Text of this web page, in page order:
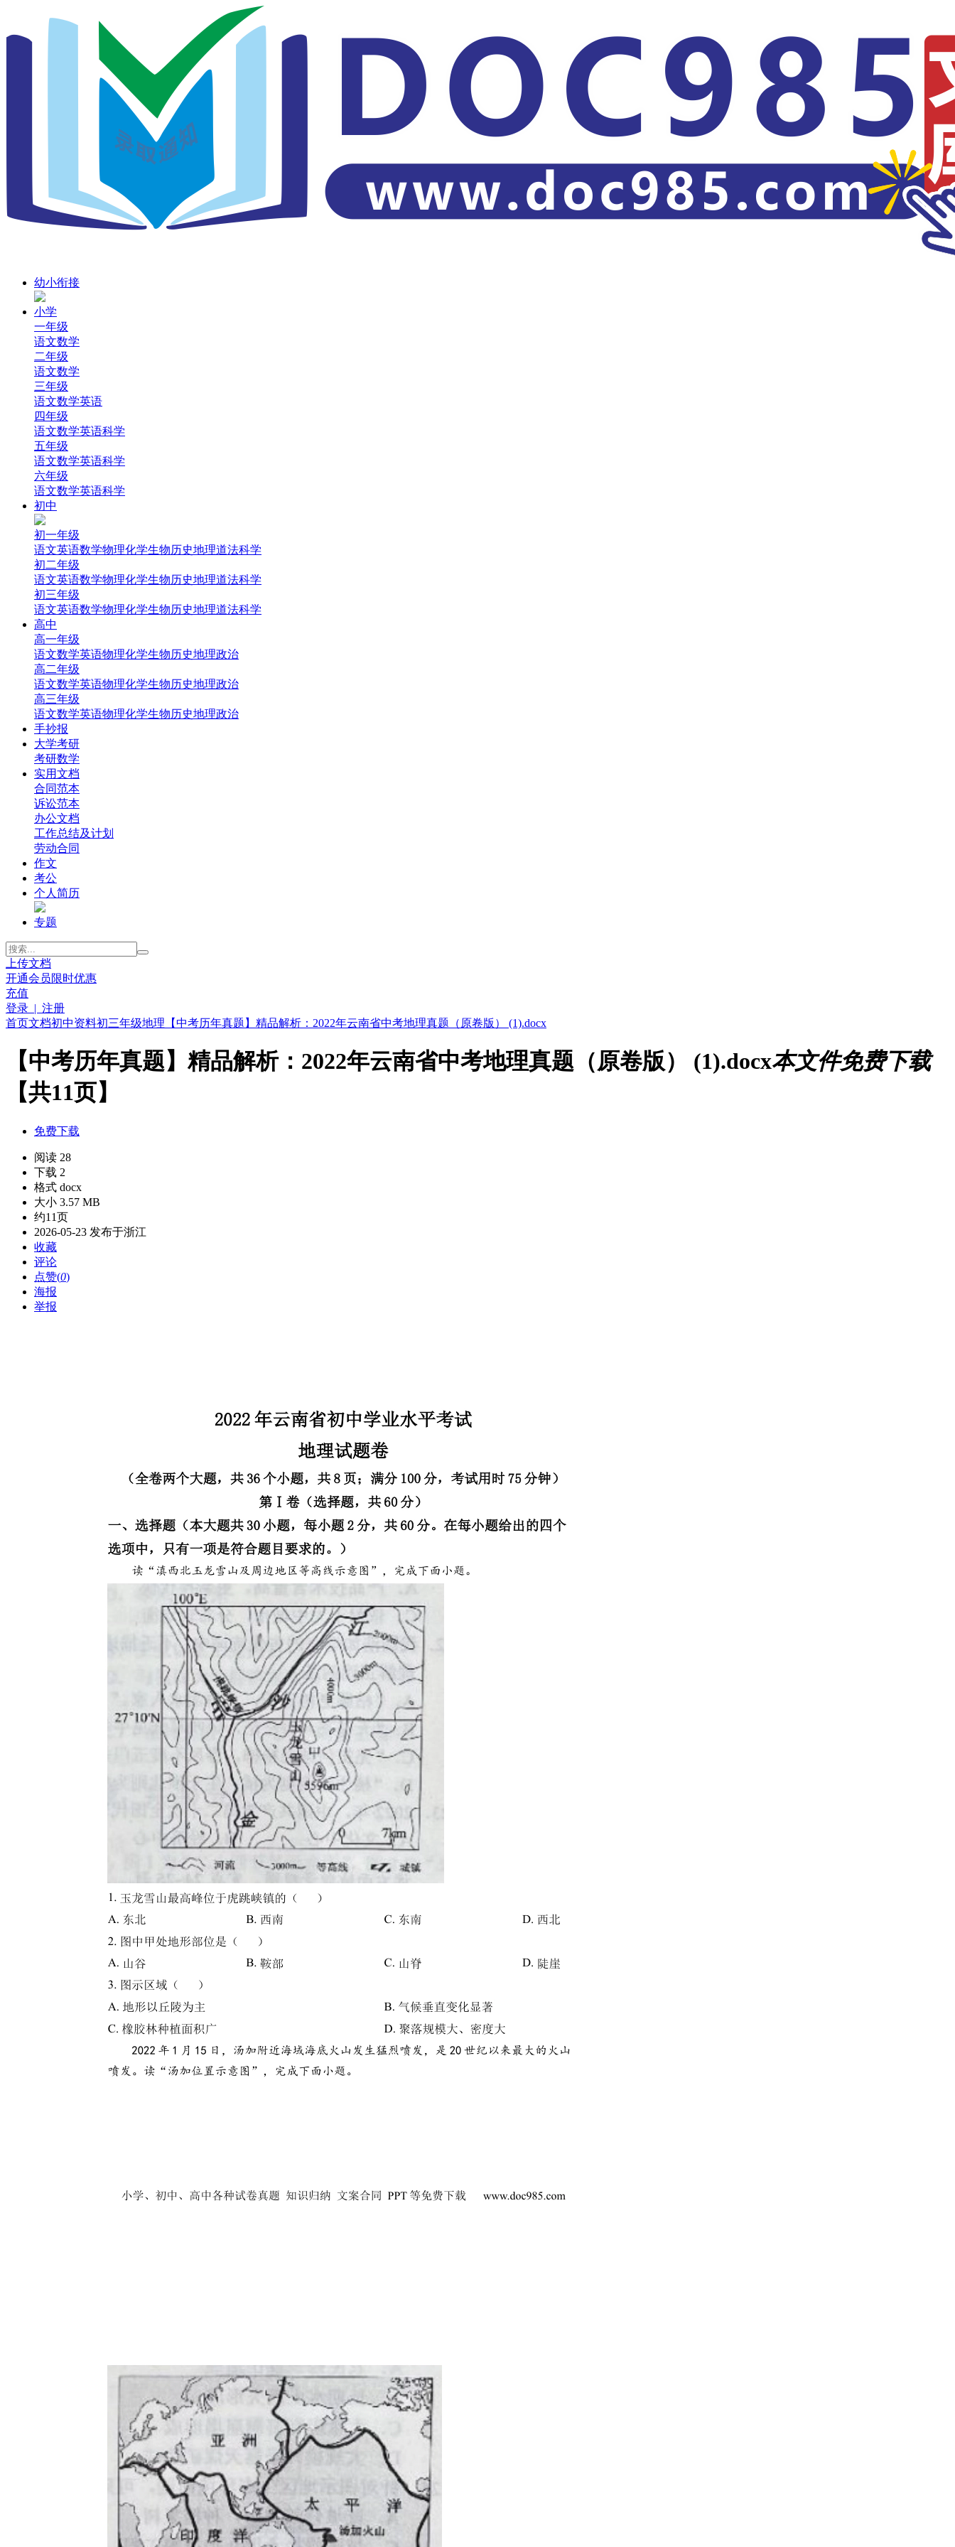
幼小衔接
小学
一年级
语文数学
二年级
语文数学
三年级
语文数学英语
四年级
语文数学英语科学
五年级
语文数学英语科学
六年级
语文数学英语科学
初中
初一年级
语文英语数学物理化学生物历史地理道法科学
初二年级
语文英语数学物理化学生物历史地理道法科学
初三年级
语文英语数学物理化学生物历史地理道法科学
高中
高一年级
‌语文‌数学英语‌物理‌化学‌生物‌历史‌地理‌‌政治‌
高二年级
‌语文‌数学英语‌物理‌化学‌生物‌历史‌地理‌‌政治‌
高三年级
‌语文‌数学英语‌物理‌化学‌生物‌历史‌地理‌政治
手抄报
大学考研
考研数学
实用文档
合同范本
诉讼范本
办公文档
工作总结及计划
劳动合同
作文
考公
个人简历
专题
上传文档
开通会员限时优惠
充值
登录 | 注册
首页文档初中资料初三年级地理 【中考历年真题】精品解析：2022年云南省中考地理真题（原卷版） (1).docx
【中考历年真题】精品解析：2022年云南省中考地理真题（原卷版） (1).docx本文件免费下载
【共11页】
免费下载
阅读 28
下载 2
格式 docx
大小 3.57 MB
约11页
2026-05-23 发布于浙江
收藏
评论
点赞(0)
海报
举报